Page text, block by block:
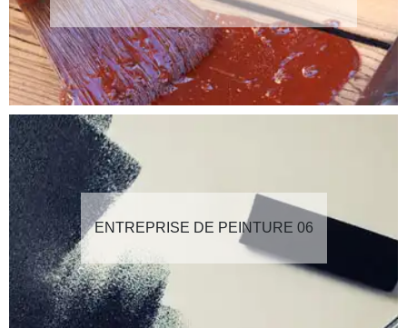
ENTREPRISE DE PEINTURE 06